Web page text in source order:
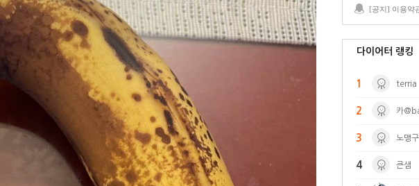
[공지] 이용약
다이어터 랭킹
1 terria
2 카
3 노맹구
4 큰샘